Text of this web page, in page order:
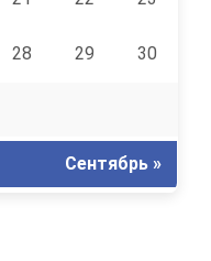
28 29 30
Сентябрь »